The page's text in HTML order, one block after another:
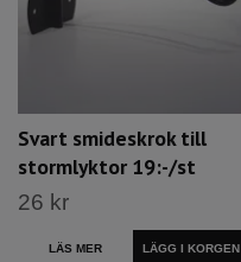
Svart smideskrok till
stormlyktor 19:-/st
26 kr
LÄS MER LÄGG I KORGEN